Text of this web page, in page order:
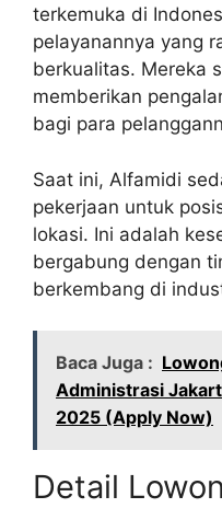
terkemuka di
pelayanannya yang
berkualitas. Mereka
memberikan
bagi para
Saat ini, Alfamidi
pekerjaan untuk
lokasi. Ini adalah
bergabung dengan
berkembang di
Baca Juga :
Administrasi
2025 (Apply Now)
Detail